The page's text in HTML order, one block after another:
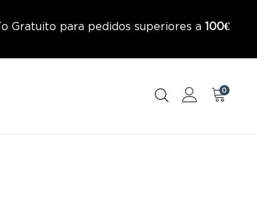
Gratuito para pedidos superiores a 100€
0